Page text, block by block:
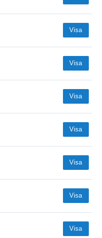
Visa
Visa
Visa
Visa
Visa
Visa
Visa